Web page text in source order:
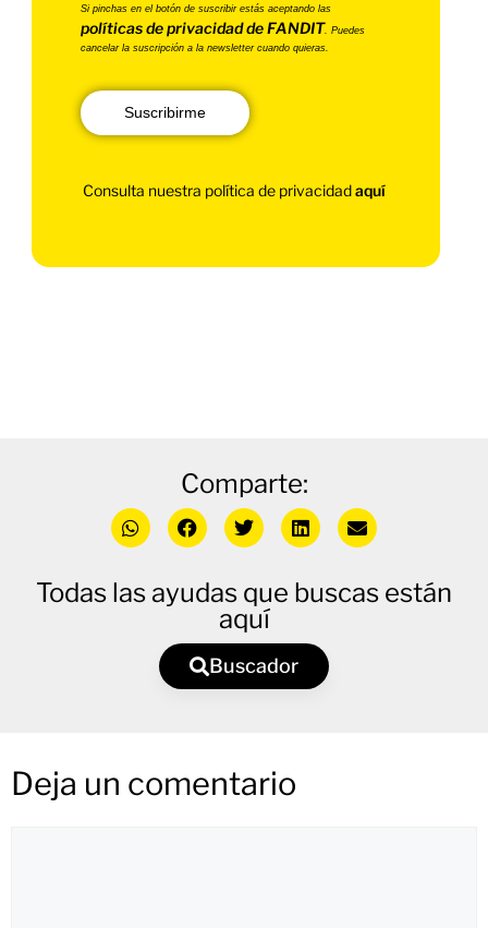
Si pinchas en el botón de suscribir estás aceptando las
políticas de privacidad de FANDIT. Puedes
cancelar la suscripción a la newsletter cuando quieras.
Suscribirme
Consulta nuestra política de privacidadaquí
Comparte:
Todas las ayudas que buscas están
aquí
Buscador
Deja un comentario